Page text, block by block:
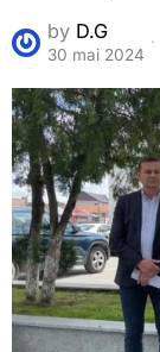
by D.G
30 mai 2024